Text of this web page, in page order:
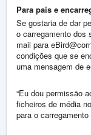
Para pais e
Se gostaria de dar
o carregamento dos
mail para
condições que se
uma mensagem de
“Eu dou permissão
ficheiros de média
para o